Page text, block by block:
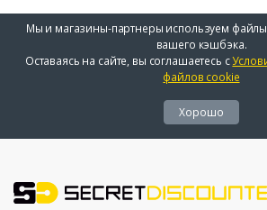
Мы и магазины-партнеры используем файлы
вашего кэшбэка.
Оставаясь на сайте, вы соглашаетесь с
файлов cookie
Хорошо